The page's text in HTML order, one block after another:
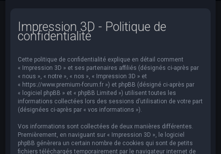
Impression 3D - Politique de
confidentialité
Cette politique de confidentialité explique en détail comment
« Impression 3D » et ses partenaires affiliés (désignés ci-après par
« nous », « notre », « nos », « Impression 3D » et
« https://www.premium-forum.fr ») et phpBB (désigné ci-après par
« logiciel phpBB » et « phpBB Limited ») utilisent toutes les
informations collectées lors des sessions d’utilisation de votre part
(désignées ci-après par « vos informations »).
Vos informations sont collectées de deux manières différentes.
Premièrement, en naviguant sur « Impression 3D », le logiciel
phpBB génèrera un certain nombre de cookies qui sont de petits
fichiers téléchargés temporairement par le navigateur internet de